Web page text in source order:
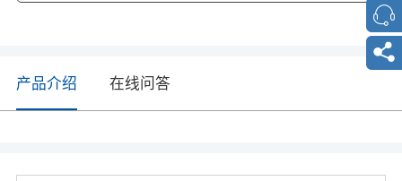
产品介绍 在线问答